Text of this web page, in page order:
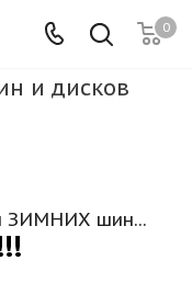
0
и дисков
ЗИМНИХ шин...
шиномонтаж